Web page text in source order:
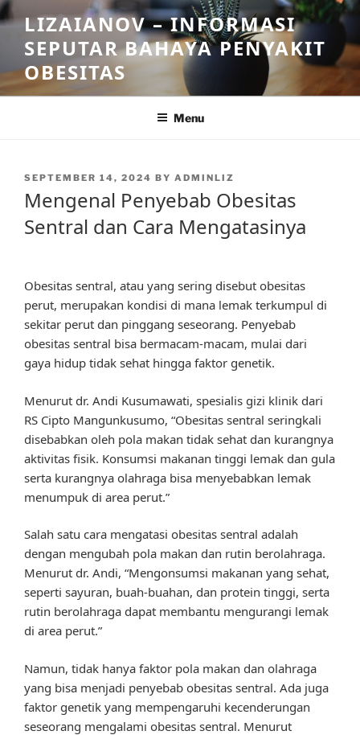
Skip
to
content
LIZAIANOV – INFORMASI
SEPUTAR BAHAYA PENYAKIT
OBESITAS
Menu
POSTED
SEPTEMBER 14, 2024 BY ADMINLIZ
Mengenal Penyebab Obesitas
Sentral dan Cara Mengatasinya
Obesitas sentral, atau yang sering disebut obesitas
perut, merupakan kondisi di mana lemak terkumpul di
sekitar perut dan pinggang seseorang. Penyebab
obesitas sentral bisa bermacam-macam, mulai dari
gaya hidup tidak sehat hingga faktor genetik.
Menurut dr. Andi Kusumawati, spesialis gizi klinik dari
RS Cipto Mangunkusumo, “Obesitas sentral seringkali
disebabkan oleh pola makan tidak sehat dan kurangnya
aktivitas fisik. Konsumsi makanan tinggi lemak dan gula
serta kurangnya olahraga bisa menyebabkan lemak
menumpuk di area perut.”
Salah satu cara mengatasi obesitas sentral adalah
dengan mengubah pola makan dan rutin berolahraga.
Menurut dr. Andi, “Mengonsumsi makanan yang sehat,
seperti sayuran, buah-buahan, dan protein tinggi, serta
rutin berolahraga dapat membantu mengurangi lemak
di area perut.”
Namun, tidak hanya faktor pola makan dan olahraga
yang bisa menjadi penyebab obesitas sentral. Ada juga
faktor genetik yang mempengaruhi kecenderungan
seseorang mengalami obesitas sentral. Menurut